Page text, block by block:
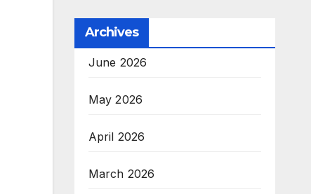
Archives
June 2026
May 2026
April 2026
March 2026